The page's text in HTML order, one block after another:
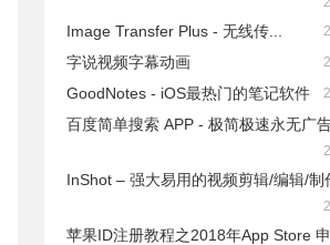
Image Transfer Plus - 无线传...
字说视频字幕动画
GoodNotes - iOS最热门的笔记软件
百度简单搜索 APP - 极简极速永无广
InShot – 强大易用的视频剪辑/编辑/制
苹果ID注册教程之2018年App Store 申